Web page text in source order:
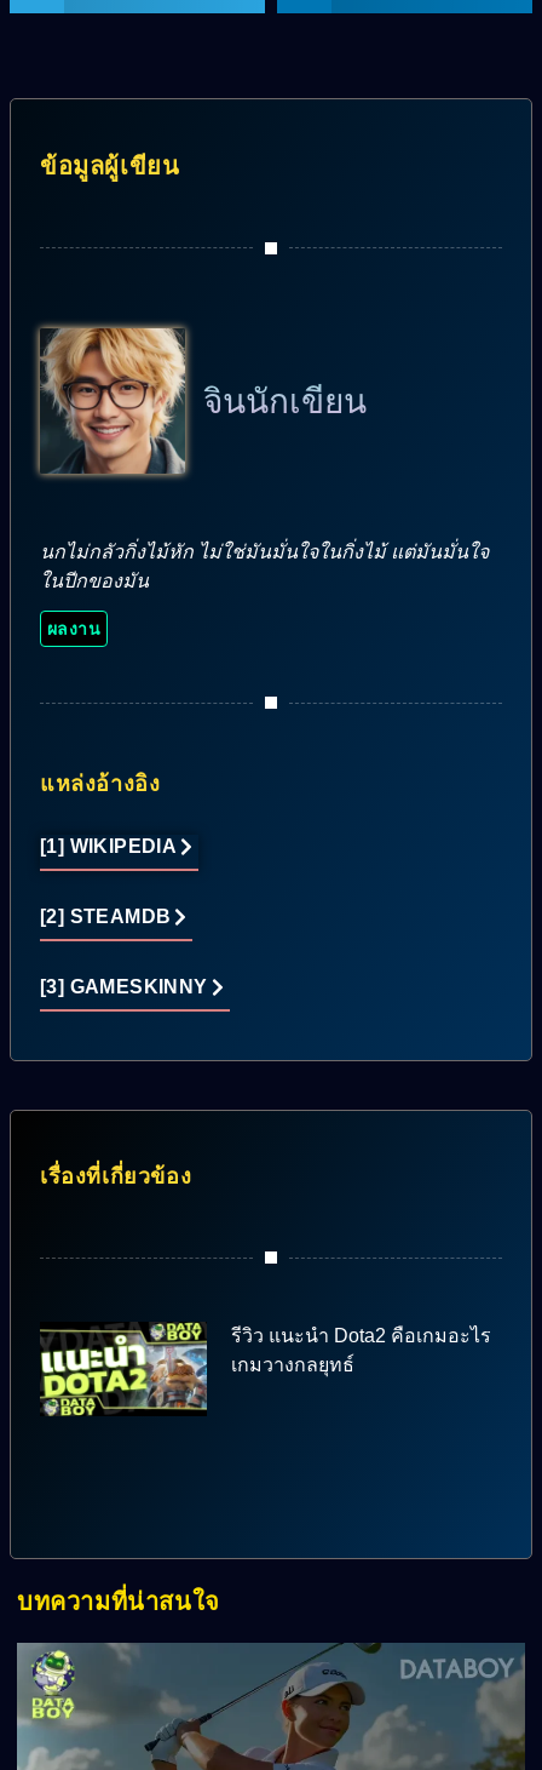
ข้อมูลผู้เขียน
จินนักเขียน
นกไม่กลัวกิ่งไม้หัก ไม่ใช่มันมั่นใจในกิ่งไม้ แต่มันมั่นใจ
ในปีกของมัน
ผลงาน
แหล่งอ้างอิง
[1] WIKIPEDIA
[2] STEAMDB
[3] GAMESKINNY
เรื่องที่เกี่ยวข้อง
รีวิว แนะนำ Dota2 คือเกมอะไร
เกมวางกลยุทธ์
บทความที่น่าสนใจ